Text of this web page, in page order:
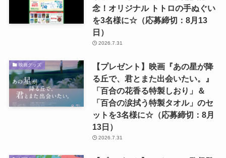
念！オリジナル トトロの手ぬぐい
を3名様に☆（応募締切：8月13
日）
2026.7.31
映画グッズ
【プレゼント】映画『あの星が降
る丘で、君とまた出会いたい。』
「百合の花香る特製しおり」＆
「百合の涙拭う特製タオル」のセ
ットを3名様に☆（応募締切：8月
13日）
2026.7.31